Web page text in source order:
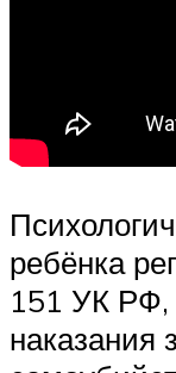
ребёнка
151 УК РФ,
наказания